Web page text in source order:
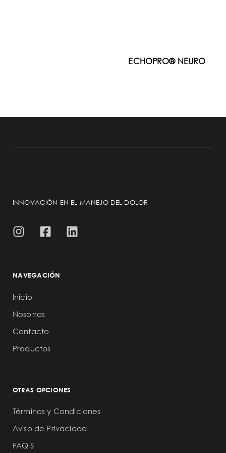
ECHOPRO® NEURO
INNOVACIÓN EN EL MANEJO DEL DOLOR
NAVEGACIÓN
Inicio
Nosotros
Contacto
Productos
OTRAS OPCIONES
Términos y Condiciones
Aviso de Privacidad
FAQ'S